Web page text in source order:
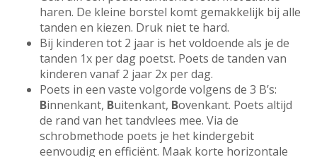
haren. De kleine borstel komt gemakkelijk bij alle
tanden en kiezen. Druk niet te hard.
Bij kinderen tot 2 jaar is het voldoende als je de
tanden 1x per dag poetst. Poets de tanden van
kinderen vanaf 2 jaar 2x per dag.
Poets in een vaste volgorde volgens de 3 B’s:
Binnenkant, Buitenkant, Bovenkant. Poets altijd
de rand van het tandvlees mee. Via de
schrobmethode poets je het kindergebit
eenvoudig en efficiënt. Maak korte horizontale